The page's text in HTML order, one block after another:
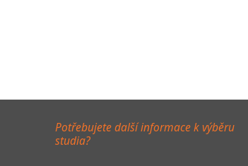
Potřebujete další informace k výběru
studia?